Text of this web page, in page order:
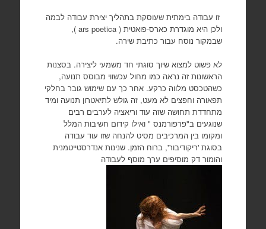
זו עבודה בימתית שעוסקת בתהליך יצירת עבודה לבמה
ולכן היא מוגדרת כארס-פואטית ( ars poetica ),
שבמקור נוסח עבור כתיבת שירה.
לא פשוט למצוא שיוך סוגתי חד משמעי ליצירה. בסצנות
הראשונות זה נראה כמו מחול עכשווי מבוסס תנועה,
כשהטכסט מלווה כרקע. אחר כך עם שימוש גובר בחלקי
תפאורה וחפצים לא מעט, זה גולש לתיאטרון תנועה ומיד
מתחדדת תחושה שזה עוד וריאציה לערבים רבים
שנוגעים ב"פרפורמנס " ואילו קידום חשיבות המלל
ומקומו בין המרכיבים מסיט להנחה שזו עוד עבודה
בסוגת 'ריקודיבור', ברוח הזמן. שנינות אנדרסטייטמנית
והומור דק מוסיפים ערך מוסף לעבודה